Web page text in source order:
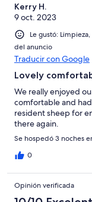
Kerry H.
9 oct. 2023
Le gustó:
del anuncio
Traducir con Google
Lovely
We really enjoyed
comfortable and
resident sheep for
there again.
Se hospedó 3 noches
0
Opinión verificada